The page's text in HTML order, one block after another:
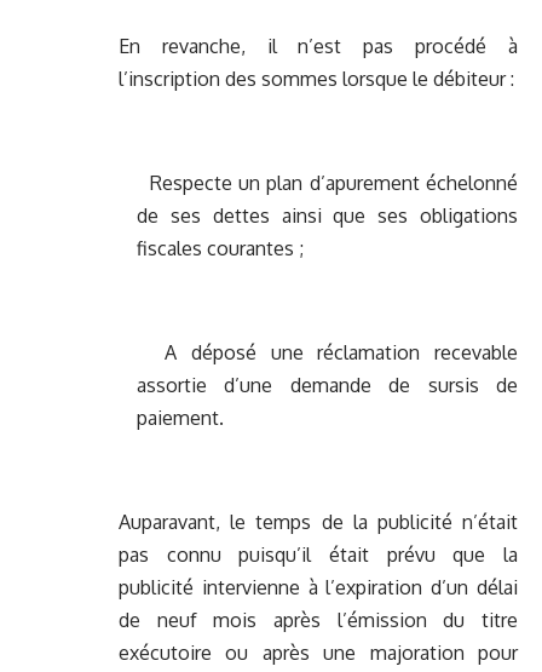
En revanche, il n’est pas procédé à
l’inscription des sommes lorsque le débiteur :
Respecte un plan d’apurement échelonné
de ses dettes ainsi que ses obligations
fiscales courantes ;
A déposé une réclamation recevable
assortie d’une demande de sursis de
paiement.
Auparavant, le temps de la publicité n’était
pas connu puisqu’il était prévu que la
publicité intervienne à l’expiration d’un délai
de neuf mois après l’émission du titre
exécutoire ou après une majoration pour